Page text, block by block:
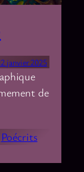
janvier 2025
de
Poécrits